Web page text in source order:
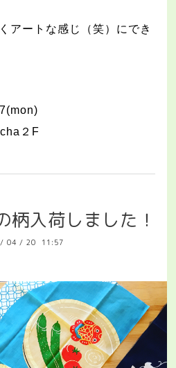
アートな感じ（笑）にでき
(mon)
２ F
柄入荷しました！
/ 04 / 20 11:57